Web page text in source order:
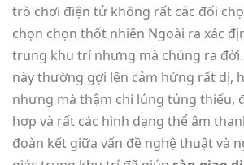
trò chơi điện tử không rất các đối
chọn chọn thốt nhiên Ngoài ra xác
trung khu trí nhưng mà chúng ra
này thường gợi lên cảm hứng rất dị,
nhưng mà thậm chí lúng túng thiếu,
hợp và rất các hình dạng thể âm
đoàn kết giữa vấn đề nghệ thuật và